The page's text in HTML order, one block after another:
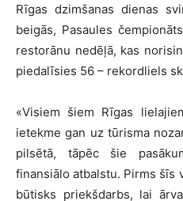
Rīgas dzimšanas dienas
beigās, Pasaules
restorānu nedēļā, kas
piedalīsies 56 – rekordliels
«Visiem šiem Rīgas
ietekme gan uz tūrisma
pilsētā, tāpēc šie
finansiālo atbalstu. Pirms šīs
būtisks priekšdarbs, lai